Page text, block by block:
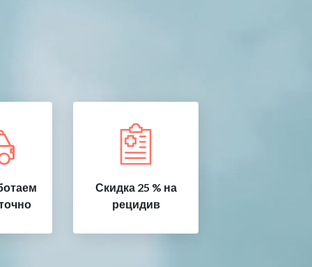
Скидка 25 % на
рецидив